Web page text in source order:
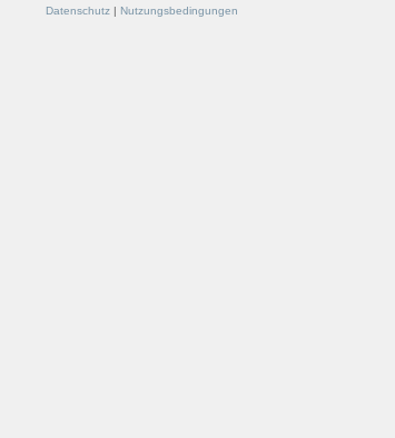
Datenschutz| Nutzungsbedingungen